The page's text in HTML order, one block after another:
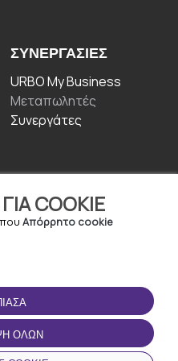
COOKIE
Απόρρητο cookie
ΌΛΩΝ
ΣΥΝΕΡΓΑΣΊΕΣ
URBO My Business
Μεταπωλητές
Συνεργάτες
ΚΑΤΕΒΆΣΤΕ ΤΗΝ
ΕΦΑΡΜΟΓΉ